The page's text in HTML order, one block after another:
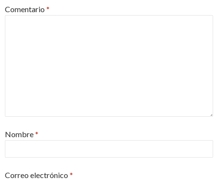
Comentario *
Nombre*
Correo electrónico *